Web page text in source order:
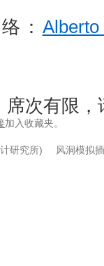
：
席次有限，
加入收藏夹。
研究所)
风洞模拟